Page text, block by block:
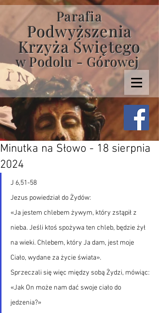
Parafia
Podwyższenia
Krzyża Świętego
w Podolu - Górowej
Minutka na Słowo - 18 sierpnia
2024
J 6,51-58
Jezus powiedział do Żydów:
«Ja jestem chlebem żywym, który zstąpił z
nieba. Jeśli ktoś spożywa ten chleb, będzie żył
na wieki. Chlebem, który Ja dam, jest moje
Ciało, wydane za życie świata».
Sprzeczali się więc między sobą Żydzi, mówiąc:
«Jak On może nam dać swoje ciało do
jedzenia?»